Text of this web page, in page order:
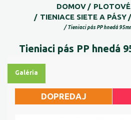
DOMOV
TIENIACE SIETE A PÁSY
Tieniaci pás PP hnedá
Tieniaci pás PP hnedá
Galéria
DOPREDAJ